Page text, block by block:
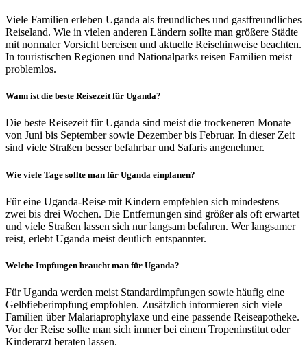
Viele Familien erleben Uganda als freundliches und gastfreundliches
Reiseland. Wie in vielen anderen Ländern sollte man größere Städte
mit normaler Vorsicht bereisen und aktuelle Reisehinweise beachten.
In touristischen Regionen und Nationalparks reisen Familien meist
problemlos.
Wann ist die beste Reisezeit für Uganda?
Die beste Reisezeit für Uganda sind meist die trockeneren Monate
von Juni bis September sowie Dezember bis Februar. In dieser Zeit
sind viele Straßen besser befahrbar und Safaris angenehmer.
Wie viele Tage sollte man für Uganda einplanen?
Für eine Uganda-Reise mit Kindern empfehlen sich mindestens
zwei bis drei Wochen. Die Entfernungen sind größer als oft erwartet
und viele Straßen lassen sich nur langsam befahren. Wer langsamer
reist, erlebt Uganda meist deutlich entspannter.
Welche Impfungen braucht man für Uganda?
Für Uganda werden meist Standardimpfungen sowie häufig eine
Gelbfieberimpfung empfohlen. Zusätzlich informieren sich viele
Familien über Malariaprophylaxe und eine passende Reiseapotheke.
Vor der Reise sollte man sich immer bei einem Tropeninstitut oder
Kinderarzt beraten lassen.